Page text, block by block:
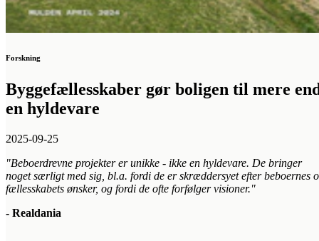
Forskning
Byggefællesskaber gør boligen til mere
en hyldevare
2025-09-25
"Beboerdrevne projekter er unikke - ikke en hyldevare. De bringer
noget særligt med sig, bl.a. fordi de er skræddersyet efter beboernes
fællesskabets ønsker, og fordi de ofte forfølger visioner."
- Realdania